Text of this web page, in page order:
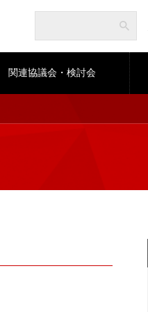
関連協議会・検討会